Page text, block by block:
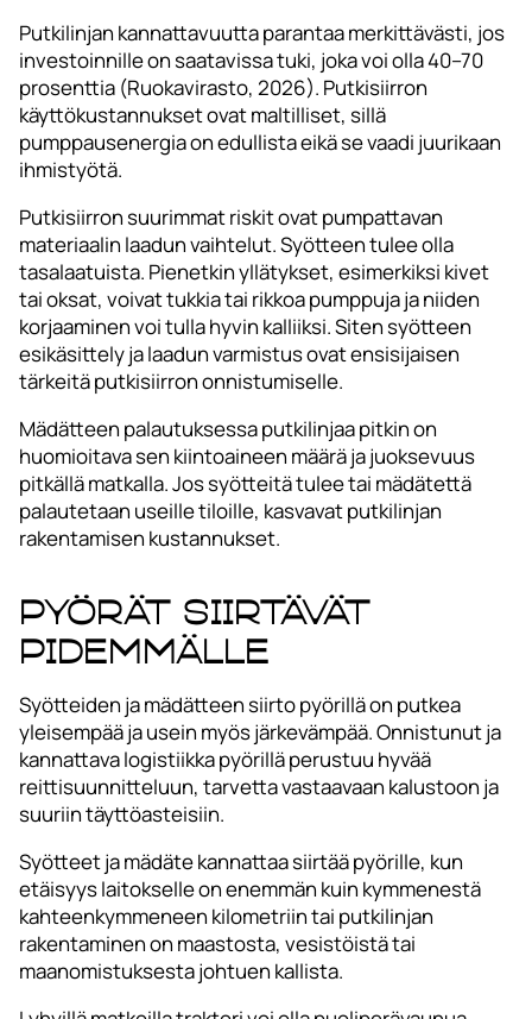
Putkilinjan kannattavuutta parantaa merkittävästi, jos
investoinnille on saatavissa tuki, joka voi olla 40–70
prosenttia (Ruokavirasto, 2026). Putkisiirron
käyttökustannukset ovat maltilliset, sillä
pumppausenergia on edullista eikä se vaadi juurikaan
ihmistyötä.
Putkisiirron suurimmat riskit ovat pumpattavan
materiaalin laadun vaihtelut. Syötteen tulee olla
tasalaatuista. Pienetkin yllätykset, esimerkiksi kivet
tai oksat, voivat tukkia tai rikkoa pumppuja ja niiden
korjaaminen voi tulla hyvin kalliiksi. Siten syötteen
esikäsittely ja laadun varmistus ovat ensisijaisen
tärkeitä putkisiirron onnistumiselle.
Mädätteen palautuksessa putkilinjaa pitkin on
huomioitava sen kiintoaineen määrä ja juoksevuus
pitkällä matkalla. Jos syötteitä tulee tai mädätettä
palautetaan useille tiloille, kasvavat putkilinjan
rakentamisen kustannukset.
Pyörät siirtävät
pidemmälle
Syötteiden ja mädätteen siirto pyörillä on putkea
yleisempää ja usein myös järkevämpää. Onnistunut ja
kannattava logistiikka pyörillä perustuu hyvää
reittisuunnitteluun, tarvetta vastaavaan kalustoon ja
suuriin täyttöasteisiin.
Syötteet ja mädäte kannattaa siirtää pyörille, kun
etäisyys laitokselle on enemmän kuin kymmenestä
kahteenkymmeneen kilometriin tai putkilinjan
rakentaminen on maastosta, vesistöistä tai
maanomistuksesta johtuen kallista.